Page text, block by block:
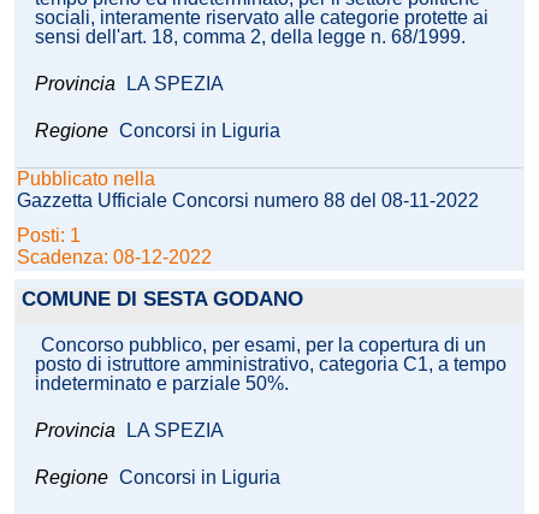
sociali, interamente riservato alle categorie protette ai
sensi dell'art. 18, comma 2, della legge n. 68/1999.
Provincia LA SPEZIA
Regione Concorsi in Liguria
Pubblicato nella
Gazzetta Ufficiale Concorsi numero 88 del 08-11-2022
Posti: 1
Scadenza: 08-12-2022
COMUNE DI SESTA GODANO
Concorso pubblico, per esami, per la copertura di un
posto di istruttore amministrativo, categoria C1, a tempo
indeterminato e parziale 50%.
Provincia LA SPEZIA
Regione Concorsi in Liguria